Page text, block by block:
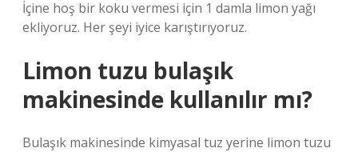
İçine hoş bir koku vermesi için 1 damla limon yağı
ekliyoruz. Her şeyi iyice karıştırıyoruz.
Limon tuzu bulaşık
makinesinde kullanılır mı?
Bulaşık makinesinde kimyasal tuz yerine limon tuzu